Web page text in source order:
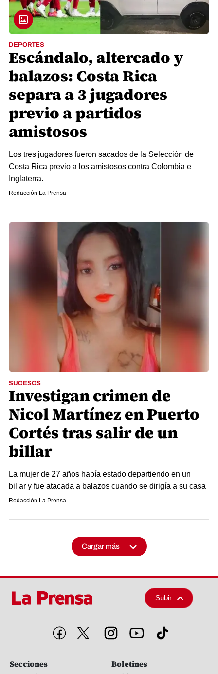
DEPORTES
Escándalo, altercado y
balazos: Costa Rica
separa a 3 jugadores
previo a partidos
amistosos
Los tres jugadores fueron sacados de la Selección de
Costa Rica previo a los amistosos contra Colombia e
Inglaterra.
Redacción La Prensa
SUCESOS
Investigan crimen de
Nicol Martínez en Puerto
Cortés tras salir de un
billar
La mujer de 27 años había estado departiendo en un
billar y fue atacada a balazos cuando se dirigía a su casa
Redacción La Prensa
Cargar más
Subir
Secciones Boletines